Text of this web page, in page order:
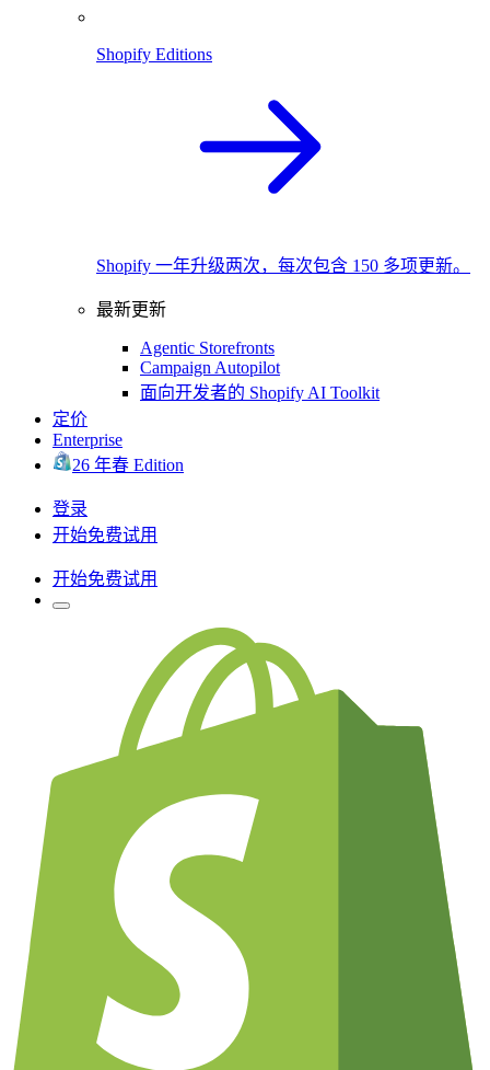
Shopify Editions
Shopify 一年升级两次，每次包含 150 多项更新。
最新更新
Agentic Storefronts
Campaign Autopilot
面向开发者的 Shopify AI Toolkit
定价
Enterprise
26 年春 Edition
登录
开始免费试用
开始免费试用